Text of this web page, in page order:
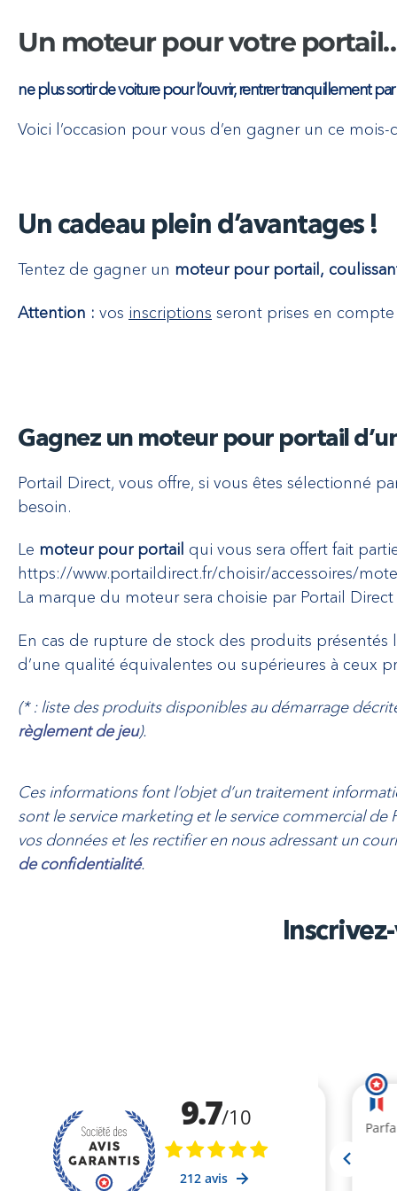
Un moteur pour votre
ne plus sortir de voiture pour l’ouvrir, rentrer tranquillement
Voici l’occasion pour vous d’en gagner un ce
Un cadeau plein d’avantages !
Tentez de gagner un moteur pour portail,
Attention : vos inscriptions seront prises en
Gagnez un moteur pour portail
Portail Direct, vous offre, si vous êtes sélectionné
besoin.
Le moteur pour portail qui vous sera offert fait
https://www.portaildirect.fr/choisir/accessoires/
La marque du moteur sera choisie par Portail
En cas de rupture de stock des produits
d’une qualité équivalentes ou supérieures à ceux
(* : liste des produits disponibles au démarrage
règlement de jeu).
Ces informations font l’objet d’un traitement
sont le service marketing et le service commercial
vos données et les rectifier en nous adressant un
de confidentialité.